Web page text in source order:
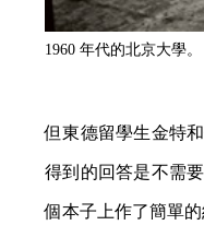
1960 年代的北京大學。
但東德留學生金特
得到的回答是不需
個本子上作了簡單